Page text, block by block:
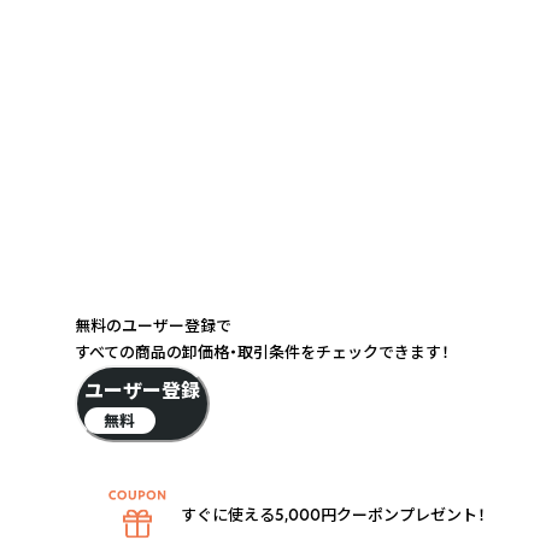
無料のユーザー登録で
すべての商品の卸価格・取引条件をチェックできます！
ユーザー登録
無料
すぐに使える5,000円クーポンプレゼント！